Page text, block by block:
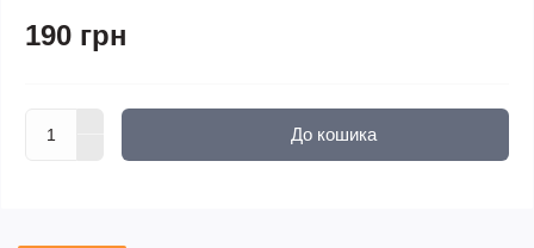
190 грн
До кошика